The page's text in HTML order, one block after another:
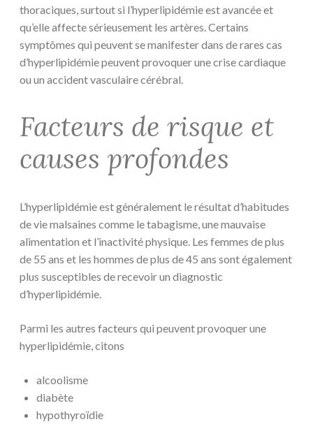
thoraciques, surtout si l’hyperlipidémie est avancée et
qu’elle affecte sérieusement les artères. Certains
symptômes qui peuvent se manifester dans de rares cas
d’hyperlipidémie peuvent provoquer une crise cardiaque
ou un accident vasculaire cérébral.
Facteurs de risque et
causes profondes
L’hyperlipidémie est généralement le résultat d’habitudes
de vie malsaines comme le tabagisme, une mauvaise
alimentation et l’inactivité physique. Les femmes de plus
de 55 ans et les hommes de plus de 45 ans sont également
plus susceptibles de recevoir un diagnostic
d’hyperlipidémie.
Parmi les autres facteurs qui peuvent provoquer une
hyperlipidémie, citons
alcoolisme
diabète
hypothyroïdie